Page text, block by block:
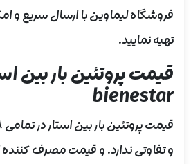
فروشگاه لیماوین با ارسال سریع و
تهیه نمایید.
قیمت پروتئین بار بین
bienestar
و تفاوتی ندارد. و قیمت مصرف